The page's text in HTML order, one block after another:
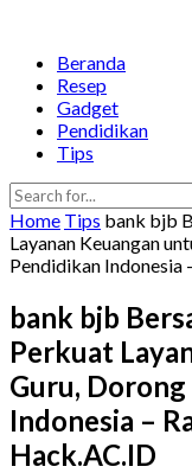
Beranda
Resep
Gadget
Pendidikan
Tips
Home Tips bank bjb
Layanan Keuangan
Pendidikan Indonesia
bank bjb
Perkuat
Guru,
Indonesia –
Hack.AC.ID